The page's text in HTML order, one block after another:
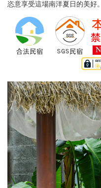
恣意享受這場南洋夏日的美好。